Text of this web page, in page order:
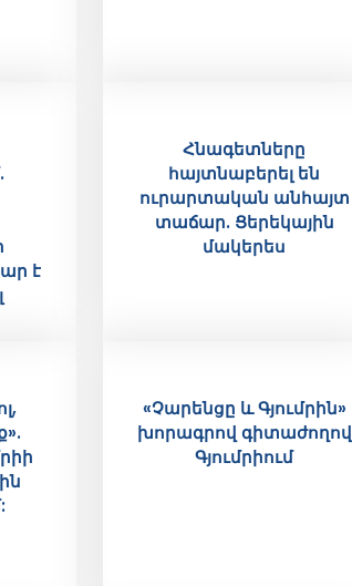
է
Հնագետները
հայտնաբերել են
ուրարտական անհայտ
տաճար. Ցերեկային
մակերես
«Չարենցը և Գյումրին»
խորագրով գիտաժողով
Գյումրիում